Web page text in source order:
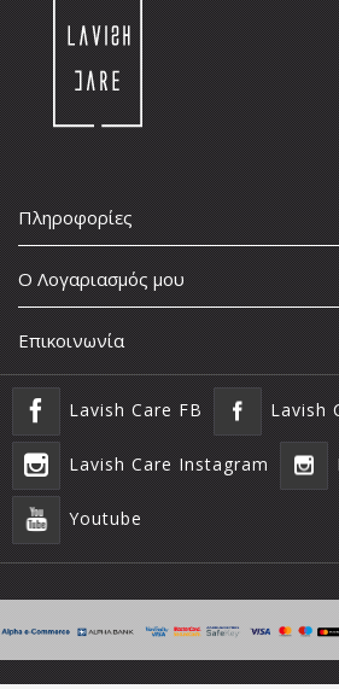
Πληροφορίες
Ο Λογαριασμός μου
Επικοινωνία
Lavish Care FB Lavish
Lavish Care Instagram
Youtube